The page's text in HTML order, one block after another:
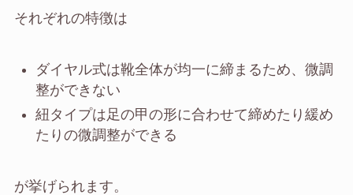
それぞれの特徴は
ダイヤル式は靴全体が均一に締まるため、微調
整ができない
紐タイプは足の甲の形に合わせて締めたり緩め
たりの微調整ができる
が挙げられます。